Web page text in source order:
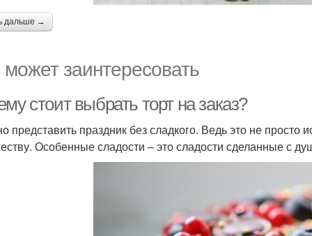
дальше →
заинтересовать
стоит выбрать торт на заказ?
представить праздник без сладкого. Ведь это не
Особенные сладости – это сладости сделанные с